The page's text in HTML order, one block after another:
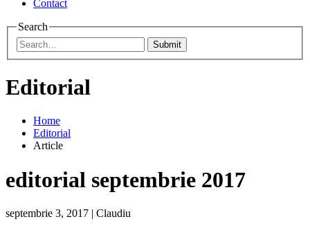
Contact
Search
Submit
Editorial
Home
Editorial
Article
editorial septembrie 2017
septembrie 3, 2017 | Claudiu